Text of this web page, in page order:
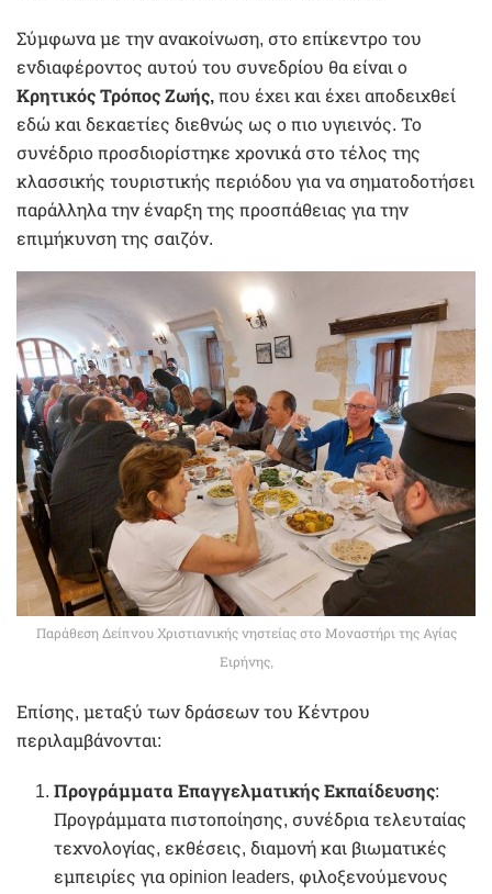
Σύμφωνα με την ανακοίνωση, στο επίκεντρο του
ενδιαφέροντος αυτού του συνεδρίου θα είναι ο
Κρητικός Τρόπος Ζωής, που έχει και έχει αποδειχθεί
εδώ και δεκαετίες διεθνώς ως ο πιο υγιεινός. Το
συνέδριο προσδιορίστηκε χρονικά στο τέλος της
κλασσικής τουριστικής περιόδου για να σηματοδοτήσει
παράλληλα την έναρξη της προσπάθειας για την
επιμήκυνση της σαιζόν.
Παράθεση Δείπνου Χριστιανικής νηστείας στο Μοναστήρι της Αγίας
Ειρήνης,
Επίσης, μεταξύ των δράσεων του Κέντρου
περιλαμβάνονται:
Προγράμματα Επαγγελματικής Εκπαίδευσης:
Προγράμματα πιστοποίησης, συνέδρια τελευταίας
τεχνολογίας, εκθέσεις, διαμονή και βιωματικές
εμπειρίες για opinion leaders, φιλοξενούμενους